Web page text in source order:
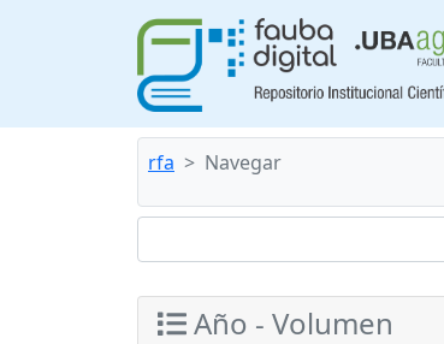
rfa Navegar
Año - Volumen